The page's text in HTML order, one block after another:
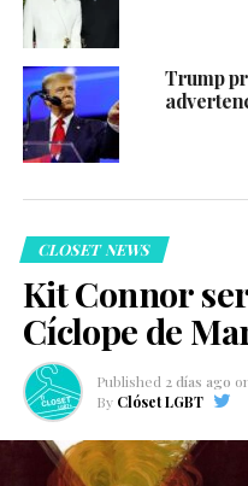
Trump
CLOSET NEWS
Kit Connor
Cíclope de
Published 2 días ago
By Clóset LGBT